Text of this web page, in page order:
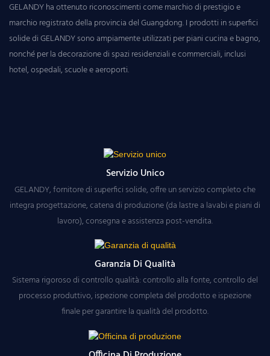
GELANDY ha ottenuto riconoscimenti come marchio di prestigio e
marchio registrato della provincia del Guangdong. I prodotti in superfici
solide di GELANDY sono ampiamente utilizzati per piani cucina e bagno,
nonché per la decorazione di spazi residenziali e commerciali, inclusi
hotel, ospedali, scuole e aeroporti.
Servizio Unico
GELANDY, fornitore di superfici solide, offre un servizio completo che
integra progettazione, catena di produzione (da lastre a lavabi e piani di
lavoro), consegna e assistenza post-vendita.
Garanzia Di Qualità
Sistema rigoroso di controllo qualità: controllo alla fonte, controllo del
processo produttivo, ispezione completa del prodotto e ispezione
finale per garantire la qualità del prodotto.